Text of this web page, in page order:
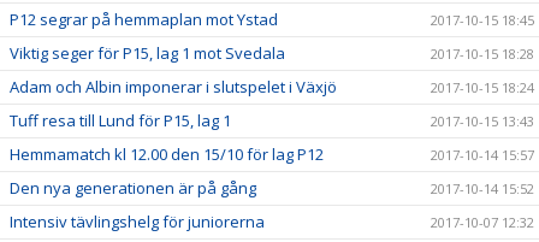
P12 segrar på hemmaplan mot Ystad 2017-10-15 18:45
Viktig seger för P15, lag 1 mot Svedala 2017-10-15 18:28
Adam och Albin imponerar i slutspelet i Växjö 2017-10-15 18:24
Tuff resa till Lund för P15, lag 1 2017-10-15 13:43
Hemmamatch kl 12.00 den 15/10 för lag P12 2017-10-14 15:57
Den nya generationen är på gång 2017-10-14 15:52
Intensiv tävlingshelg för juniorerna 2017-10-07 12:32